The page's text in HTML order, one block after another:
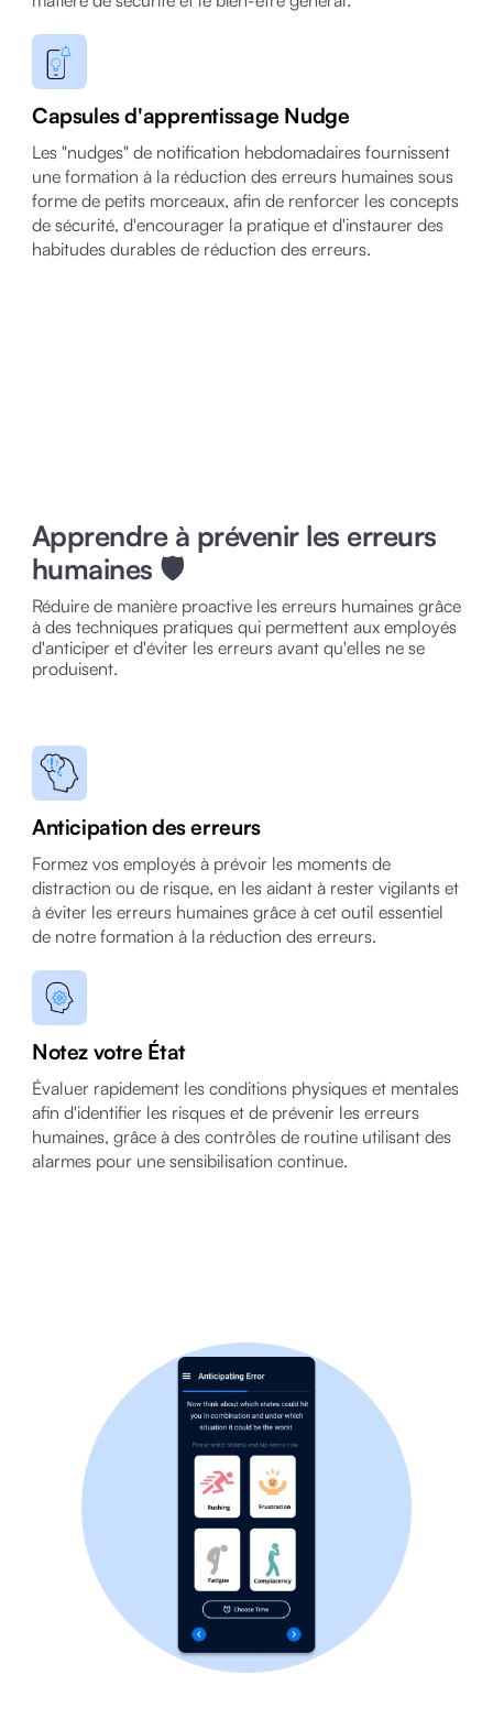
Capsules d'apprentissage Nudge
Les "nudges" de notification hebdomadaires fournissent
une formation à la réduction des erreurs humaines sous
forme de petits morceaux, afin de renforcer les concepts
de sécurité, d'encourager la pratique et d'instaurer des
habitudes durables de réduction des erreurs.
Apprendre à prévenir les erreurs
humaines 🛡️
Réduire de manière proactive les erreurs humaines grâce
à des techniques pratiques qui permettent aux employés
d'anticiper et d'éviter les erreurs avant qu'elles ne se
produisent.
Anticipation des erreurs
Formez vos employés à prévoir les moments de
distraction ou de risque, en les aidant à rester vigilants et
à éviter les erreurs humaines grâce à cet outil essentiel
de notre formation à la réduction des erreurs.
Notez votre État
Évaluer rapidement les conditions physiques et mentales
afin d'identifier les risques et de prévenir les erreurs
humaines, grâce à des contrôles de routine utilisant des
alarmes pour une sensibilisation continue.